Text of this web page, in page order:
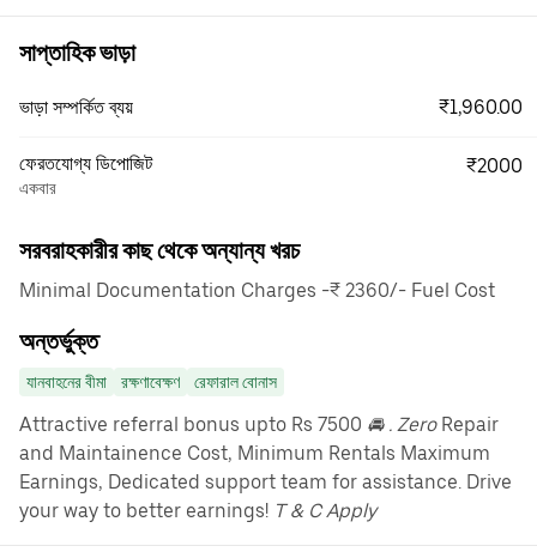
সাপ্তাহিক ভাড়া
ভাড়া সম্পর্কিত ব্যয় ₹1,960.00
ফেরতযোগ্য ডিপোজিট
একবার
₹2000
সরবরাহকারীর কাছ থেকে অন্যান্য খরচ
Minimal Documentation Charges -₹ 2360/- Fuel Cost
অন্তর্ভুক্ত
যানবাহনের বীমা রক্ষণাবেক্ষণ রেফারাল বোনাস
Attractive referral bonus upto Rs 7500 🚘 . ZeroRepair
and Maintainence Cost, Minimum Rentals Maximum
Earnings, Dedicated support team for assistance. Drive
your way to better earnings! T & C Apply